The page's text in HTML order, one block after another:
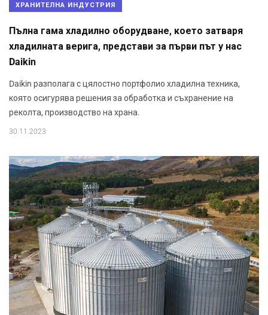
ХРАНИТЕЛНА ИНДУСТРИЯ
Пълна гама хладилно оборудване, което затваря
хладилната верига, представи за първи път у нас
Daikin
Daikin разполага с цялостно портфолио хладилна техника,
която осигурява решения за обработка и съхранение на
реколта, производство на храна.
30.11.2023